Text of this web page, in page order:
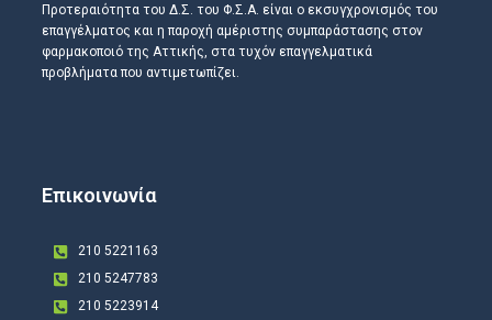
Προτεραιότητα του Δ.Σ. του Φ.Σ.Α. είναι ο εκσυγχρονισμός του
επαγγέλματος και η παροχή αμέριστης συμπαράστασης στον
φαρμακοποιό της Αττικής, στα τυχόν επαγγελματικά
προβλήματα που αντιμετωπίζει.
Επικοινωνία
210 5221163
210 5247783
210 5223914